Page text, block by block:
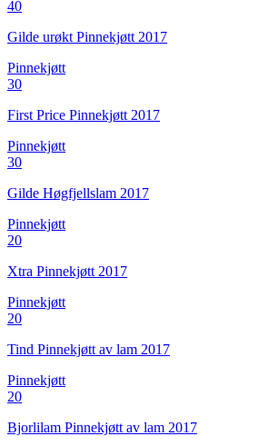
40
Gilde urøkt Pinnekjøtt 2017
Pinnekjøtt
30
First Price Pinnekjøtt 2017
Pinnekjøtt
30
Gilde Høgfjellslam 2017
Pinnekjøtt
20
Xtra Pinnekjøtt 2017
Pinnekjøtt
20
Tind Pinnekjøtt av lam 2017
Pinnekjøtt
20
Bjorlilam Pinnekjøtt av lam 2017